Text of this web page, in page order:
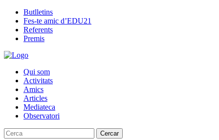
Butlletins
Fes-te amic d’EDU21
Referents
Premis
Qui som
Activitats
Amics
Articles
Mediateca
Observatori
Cercar